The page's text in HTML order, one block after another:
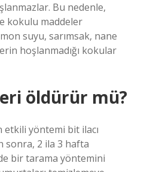
Bu nedenle,
kokulu maddeler
suyu, sarımsak, nane
hoşlanmadığı kokular
öldürür mü?
yöntemi bit ilacı
sonra, 2 ila 3 hafta
bir tarama yöntemini